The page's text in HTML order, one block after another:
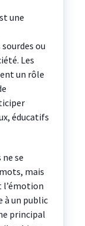
une
ou
Les
un rôle
éducatifs
se
mais
l’émotion
à un public
principal